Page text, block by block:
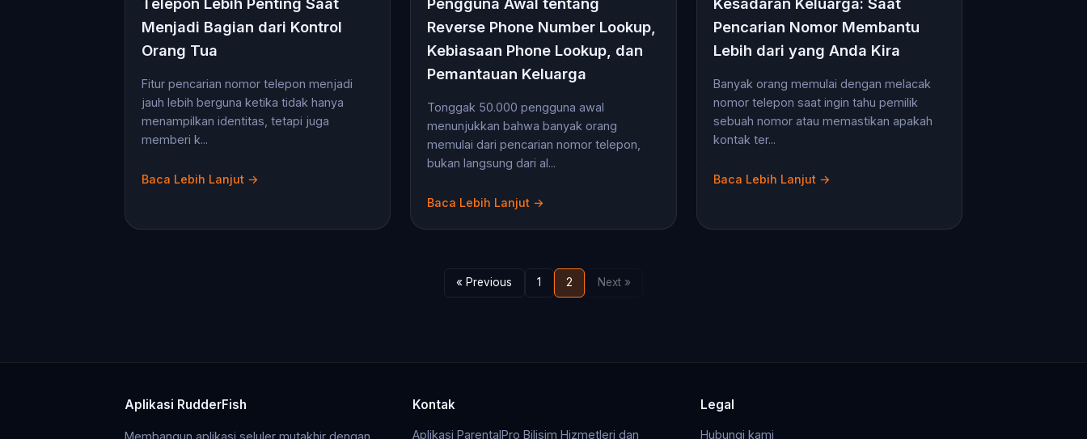
Menjadi Bagian dari Kontrol
Orang Tua
Fitur pencarian nomor telepon menjadi
jauh lebih berguna ketika tidak hanya
menampilkan identitas, tetapi juga
memberi k...
Baca Lebih Lanjut →
Reverse Phone Number Lookup,
Kebiasaan Phone Lookup, dan
Pemantauan Keluarga
Tonggak 50.000 pengguna awal
menunjukkan bahwa banyak orang
memulai dari pencarian nomor telepon,
bukan langsung dari al...
Baca Lebih Lanjut →
Pencarian Nomor Membantu
Lebih dari yang Anda Kira
Banyak orang memulai dengan melacak
nomor telepon saat ingin tahu pemilik
sebuah nomor atau memastikan apakah
kontak ter...
Baca Lebih Lanjut →
« Previous 1 2 Next »
Aplikasi RudderFish Kontak
Aplikasi ParentalPro Bilisim Hizmetleri dan
Legal
Hubungi kami